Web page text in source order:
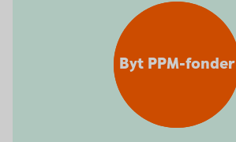
Byt PPM-fonder